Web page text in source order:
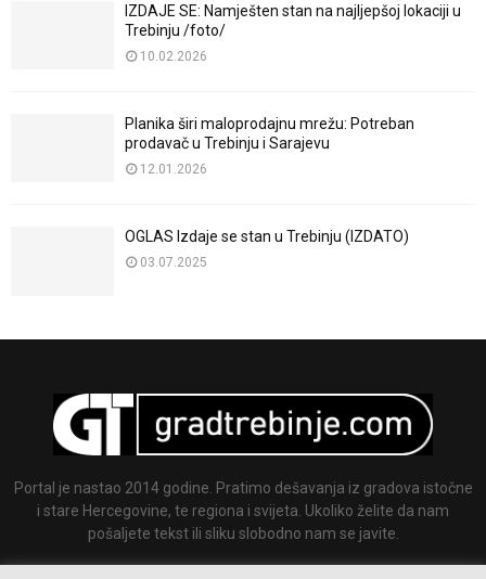
IZDAJE SE: Namješten stan na najljepšoj lokaciji u
Trebinju /foto/
10.02.2026
Planika širi maloprodajnu mrežu: Potreban
prodavač u Trebinju i Sarajevu
12.01.2026
OGLAS Izdaje se stan u Trebinju (IZDATO)
03.07.2025
Portal je nastao 2014 godine. Pratimo dešavanja iz gradova istočne
i stare Hercegovine, te regiona i svijeta. Ukoliko želite da nam
pošaljete tekst ili sliku slobodno nam se javite.